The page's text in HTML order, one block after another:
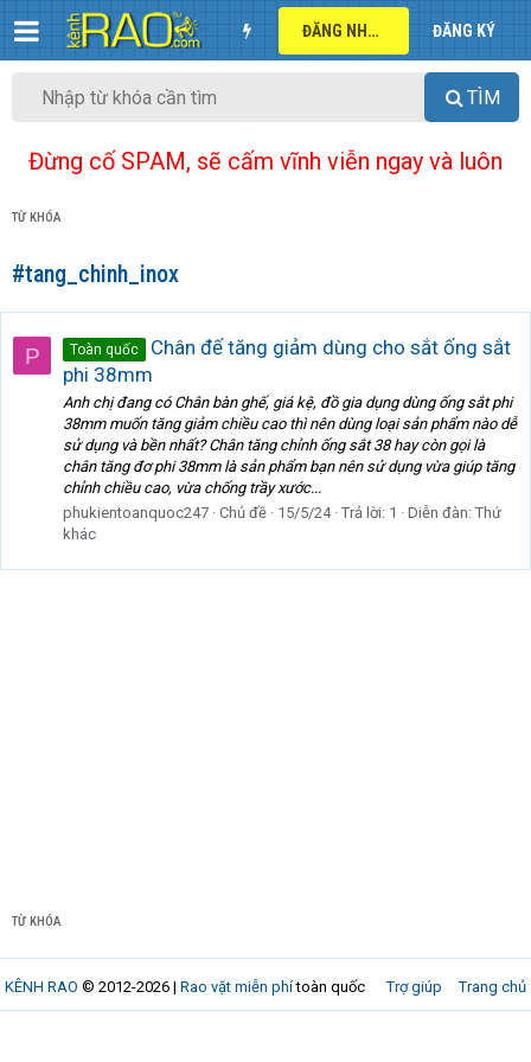
ĐĂNG NHẬP ĐĂNG KÝ
TÌM
Đừng cố SPAM, sẽ cấm vĩnh viễn ngay và luôn
TỪ KHÓA
#tang_chinh_inox
P Toàn quốc
Chân đế tăng giảm dùng cho sắt ống sắt
phi 38mm
Anh chị đang có Chân bàn ghế, giá kệ, đồ gia dụng dùng ống sắt phi
38mm muốn tăng giảm chiều cao thì nên dùng loại sản phẩm nào dễ
sử dụng và bền nhất? Chân tăng chỉnh ống sắt 38 hay còn gọi là
chân tăng đơ phi 38mm là sản phẩm bạn nên sử dụng vừa giúp tăng
chỉnh chiều cao, vừa chống trầy xước...
phukientoanquoc247 Chủ đề 15/5/24 Trả lời: 1 Diễn đàn: Thứ
khác
TỪ KHÓA
Trợ giúp Trang chủ
KÊNH RAO © 2012-2026 | Rao vặt miễn phítoàn quốc